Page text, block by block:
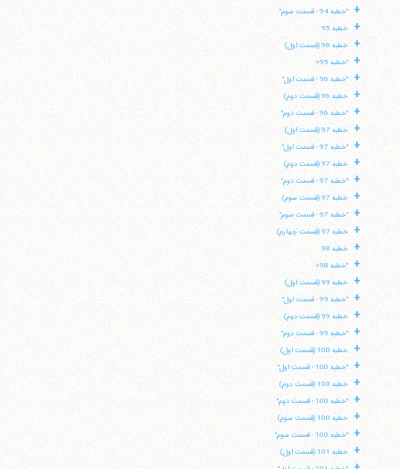
+ "خطبه 94 - قسمت سوم"
+ خطبه 95
+ خطبه 96 (قسمت اول)
+ "خطبه 95»
+ "خطبه 96 - قسمت اول"
+ خطبه 96 (قسمت دوم)
+ "خطبه 96 - قسمت دوم"
+ خطبه 97 (قسمت اول)
+ "خطبه 97 - قسمت اول"
+ خطبه 97 (قسمت دوم)
+ "خطبه 97 - قسمت دوم"
+ خطبه 97 (قسمت سوم)
+ "خطبه 97 - قسمت سوم"
+ خطبه 97 (قسمت چهارم)
+ خطبه 98
+ "خطبه 98»
+ خطبه 99 (قسمت اول)
+ "خطبه 99 - قسمت اول"
+ خطبه 99 (قسمت دوم)
+ "خطبه 99 - قسمت دوم"
+ خطبه 100 (قسمت اول)
+ "خطبه 100 - قسمت اول"
+ خطبه 100 (قسمت دوم)
+ "خطبه 100 - قسمت دوم"
+ خطبه 100 (قسمت سوم)
+ "خطبه 100 - قسمت سوم"
+ خطبه 101 (قسمت اول)